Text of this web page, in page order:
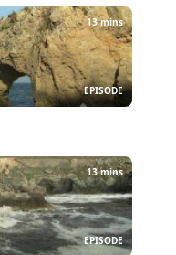
13 mins
EPISODE
13 mins
EPISODE